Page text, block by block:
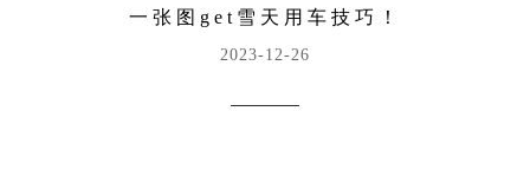
一张图get雪天用车技巧！
2023-12-26